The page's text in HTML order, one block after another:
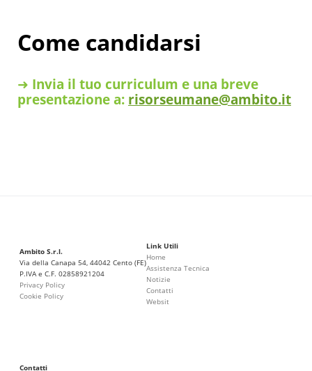
Come candidarsi
➜ Invia il tuo curriculum e una breve
presentazione a: risorseumane@ambito.it
Ambito S.r.l.
Via della Canapa 54, 44042 Cento (FE)
P.IVA e C.F. 02858921204
Privacy Policy
Cookie Policy
Link Utili
Home
Assistenza Tecnica
Notizie
Contatti
Websit
Contatti